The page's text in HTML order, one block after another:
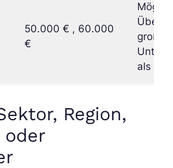
50.000 € , 60.000
€
großen
als
Region,
oder